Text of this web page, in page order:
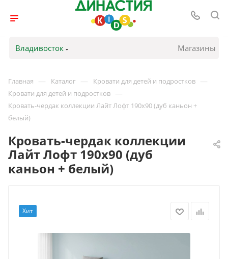
Владивосток Магазины
Главная — Каталог — Кровати для детей и подростков —
Кровати для детей и подростков —
Кровать-чердак коллекции Лайт Лофт 190х90 (дуб каньон +
белый)
Кровать-чердак коллекции
Лайт Лофт 190х90 (дуб
каньон + белый)
Хит